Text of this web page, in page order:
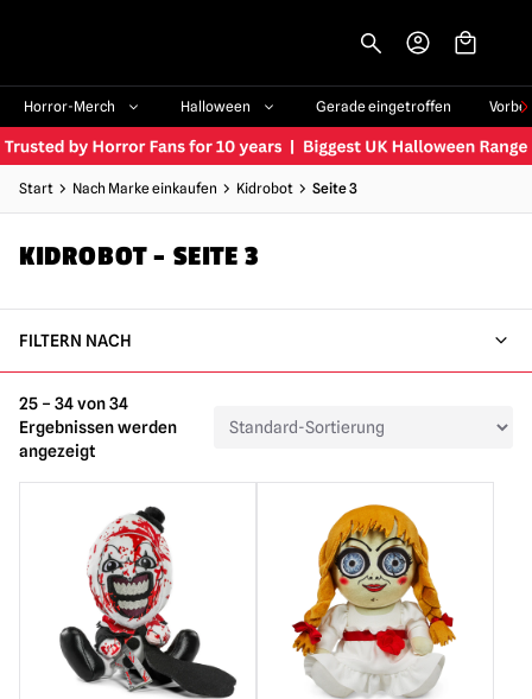
Horror-Merch Halloween Gerade eingetroffen
Start Nach Marke einkaufen Kidrobot Seite 3
KIDROBOT – SEITE 3
FILTERN NACH
25 – 34 von 34
Ergebnissen werden
angezeigt